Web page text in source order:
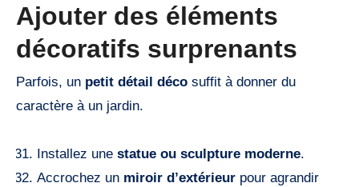
Ajouter des éléments
décoratifs surprenants
Parfois, un petit détail déco suffit à donner du
caractère à un jardin.
Installez une statue ou sculpture moderne.
Accrochez un miroir d’extérieurpour agrandir